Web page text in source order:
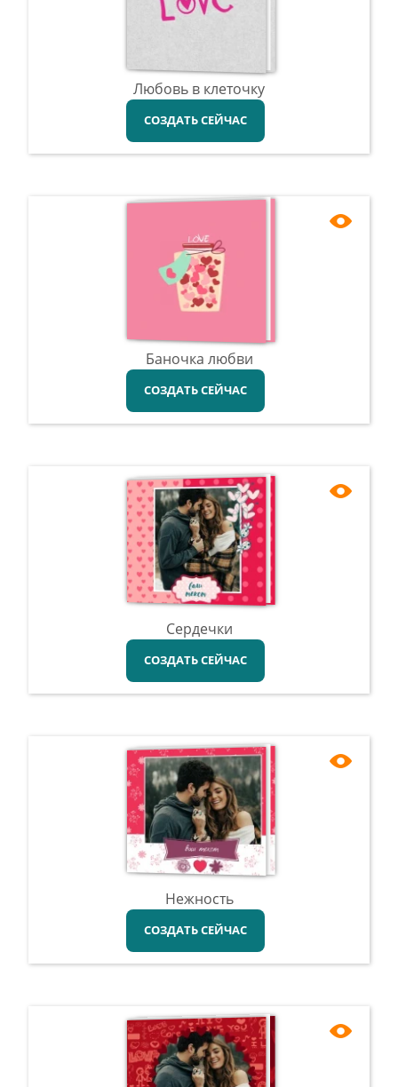
Любовь в клеточку
СОЗДАТЬ СЕЙЧАС
Баночка любви
СОЗДАТЬ СЕЙЧАС
Сердечки
СОЗДАТЬ СЕЙЧАС
Нежность
СОЗДАТЬ СЕЙЧАС